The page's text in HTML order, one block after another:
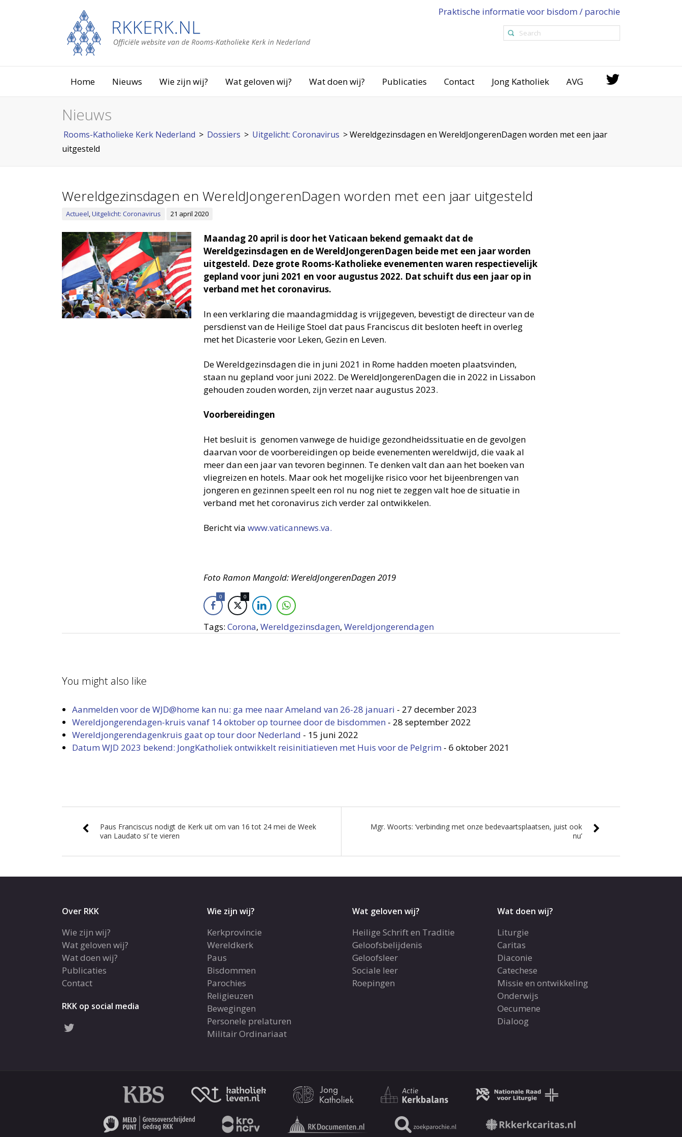
Praktische informatie voor bisdom / parochie
Home Nieuws Wie zijn wij? Wat geloven wij? Wat doen wij? Publicaties Contact Jong Katholiek AVG
Nieuws
Rooms-Katholieke Kerk Nederland > Dossiers > Uitgelicht: Coronavirus >Wereldgezinsdagen en WereldJongerenDagen worden met een jaar
uitgesteld
Wereldgezinsdagen en WereldJongerenDagen worden met een jaar uitgesteld
Actueel,Uitgelicht: Coronavirus 21 april 2020
Maandag 20 april is door het Vaticaan bekend gemaakt dat de
Wereldgezinsdagen en de WereldJongerenDagen beide met een jaar worden
uitgesteld. Deze grote Rooms-Katholieke evenementen waren respectievelijk
gepland voor juni 2021 en voor augustus 2022. Dat schuift dus een jaar op in
verband met het coronavirus.
In een verklaring die maandagmiddag is vrijgegeven, bevestigt de directeur van de
persdienst van de Heilige Stoel dat paus Franciscus dit besloten heeft in overleg
met het Dicasterie voor Leken, Gezin en Leven.
De Wereldgezinsdagen die in juni 2021 in Rome hadden moeten plaatsvinden,
staan nu gepland voor juni 2022. De WereldJongerenDagen die in 2022 in Lissabon
gehouden zouden worden, zijn verzet naar augustus 2023.
Voorbereidingen
Het besluit is genomen vanwege de huidige gezondheidssituatie en de gevolgen
daarvan voor de voorbereidingen op beide evenementen wereldwijd, die vaak al
meer dan een jaar van tevoren beginnen. Te denken valt dan aan het boeken van
vliegreizen en hotels. Maar ook het mogelijke risico voor het bijeenbrengen van
jongeren en gezinnen speelt een rol nu nog niet te zeggen valt hoe de situatie in
verband met het coronavirus zich verder zal ontwikkelen.
Bericht via www.vaticannews.va.
Foto Ramon Mangold: WereldJongerenDagen 2019
0 0
Tags: Corona, Wereldgezinsdagen, Wereldjongerendagen
You might also like
Aanmelden voor de WJD@home kan nu: ga mee naar Ameland van 26-28 januari - 27 december 2023
Wereldjongerendagen-kruis vanaf 14 oktober op tournee door de bisdommen - 28 september 2022
Wereldjongerendagenkruis gaat op tour door Nederland - 15 juni 2022
Datum WJD 2023 bekend: JongKatholiek ontwikkelt reisinitiatieven met Huis voor de Pelgrim - 6 oktober 2021
Paus Franciscus nodigt de Kerk uit om van 16 tot 24 mei de Week
van Laudato si’ te vieren
Mgr. Woorts: ‘verbinding met onze bedevaartsplaatsen, juist ook
nu’
Over RKK
Wie zijn wij?
Wat geloven wij?
Wat doen wij?
Publicaties
Contact
RKK op social media
Wie zijn wij?
Kerkprovincie
Wereldkerk
Paus
Bisdommen
Parochies
Religieuzen
Bewegingen
Personele prelaturen
Militair Ordinariaat
Wat geloven wij?
Heilige Schrift en Traditie
Geloofsbelijdenis
Geloofsleer
Sociale leer
Roepingen
Wat doen wij?
Liturgie
Caritas
Diaconie
Catechese
Missie en ontwikkeling
Onderwijs
Oecumene
Dialoog